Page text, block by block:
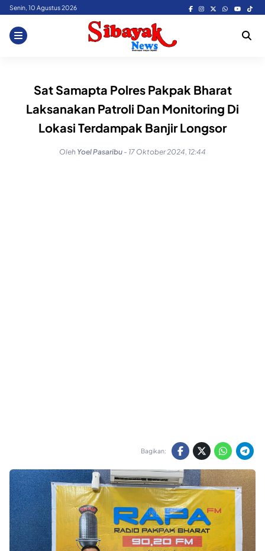
Skip
content
Senin, 10 Agustus 2026
Sat Samapta Polres Pakpak Bharat
Laksanakan Patroli Dan Monitoring Di
Lokasi Terdampak Banjir Longsor
Oleh Yoel Pasaribu - 17 Oktober 2024, 12:44
Bagikan: